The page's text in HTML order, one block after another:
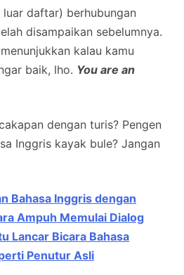
daftar) berhubungan
disampaikan sebelumnya.
kalau kamu
baik, lho. You are an
dengan turis? Pengen
Inggris kayak bule? Jangan
Bahasa Inggris dengan
Ampuh Memulai Dialog
Lancar Bicara Bahasa
Penutur Asli